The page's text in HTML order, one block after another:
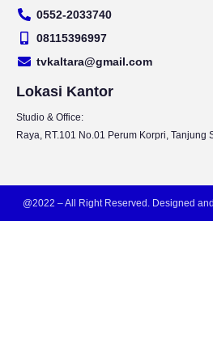
u
b
a
g
a
m
k
0552-2033740
08115396997
tvkaltara@gmail.com
Lokasi Kantor
Studio &
Raya, RT.101 No.01 Perum Korpri, Tanjung
@2022 – All Right Reserved. Designed